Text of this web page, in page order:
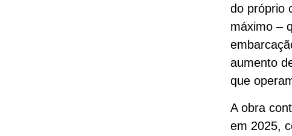
do próprio
máximo –
aumento
que
A obra
em 2025,